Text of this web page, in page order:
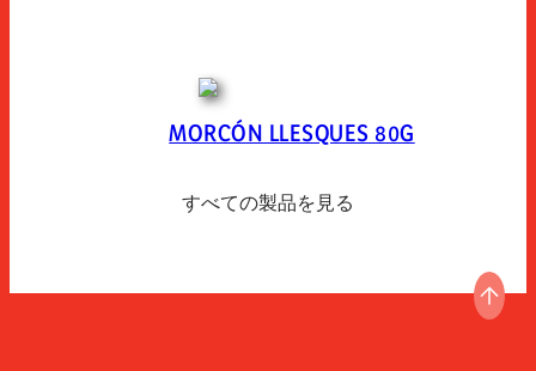
MORCÓN LLESQUES 80G
すべての製品を見る
ペー